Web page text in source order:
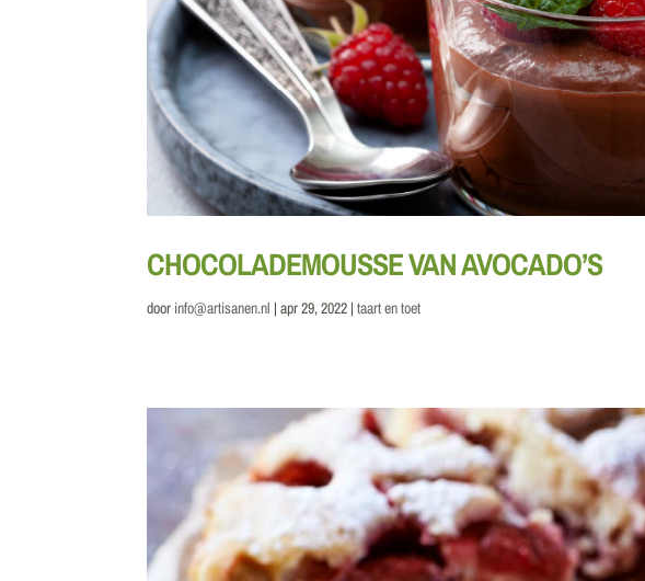
CHOCOLADEMOUSSE VAN AVOCADO’S
door info@artisanen.nl |apr 29, 2022 |taart en toet